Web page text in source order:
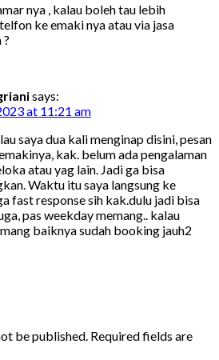
nya , kalau boleh tau lebih
ke emaki nya atau via jasa
says:
at 11:21 am
saya dua kali menginap disini, pesan
kak. belum ada pengalaman
atau yag lain. Jadi ga bisa
Waktu itu saya langsung ke
fast response sih kak.dulu jadi bisa
pas weekday memang.. kalau
baiknya sudah booking jauh2
be published. Required fields are